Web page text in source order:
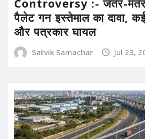
पैलेट गन इस्तेमाल का दावा, कई
और पत्रकार घायल
Satvik Samachar Jul 23,